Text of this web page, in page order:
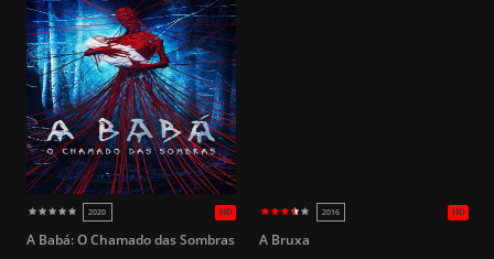
2007
104min
A Babá: O Chamado das Sombras A Bruxa